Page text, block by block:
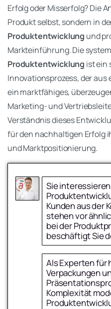
Erfolg oder Misserfolg? Die
Produkt selbst, sondern in
Produktentwicklung und
Markteinführung. Die
Produktentwicklung ist ein
Innovationsprozess, der
ein marktfähiges,
Marketing- und
Verständnis dieses
für den nachhaltigen Erfolg
und Marktpositionierung.
Sie
Kunden aus der
stehen vor
bei der
beschäftigt Sie
Als Experten für
Verpackungen
Komplexität
Wir
brauchen eine
Unsere
transportiert
Sehr dringend
Mittelfristig
Name